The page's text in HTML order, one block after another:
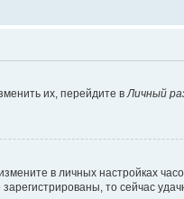
их, перейдите в Личный
в личных настройках
то сейчас